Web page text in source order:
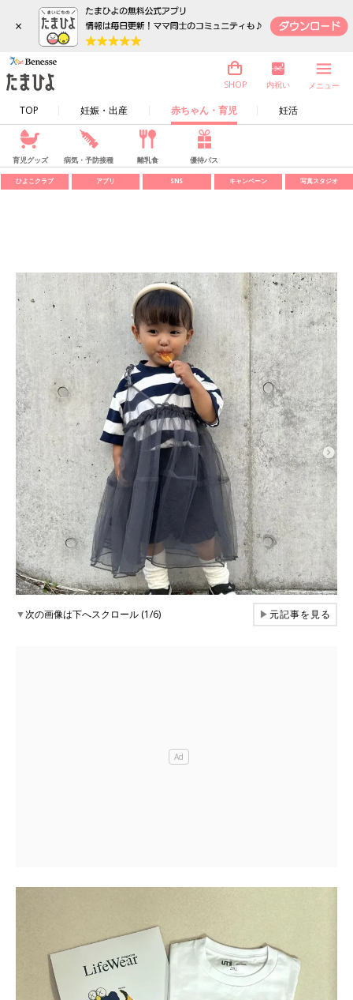
×
TOP 妊娠・出産 赤ちゃん・育児 妊活
SHOP 内祝い メニュー
育児グッズ 病気・予防接種 離乳食 優待パス
ひよこクラブ アプリ SNS キャンペーン 写真スタジオ
▼次の画像は下へスクロール (1/6) ▶元記事を見る